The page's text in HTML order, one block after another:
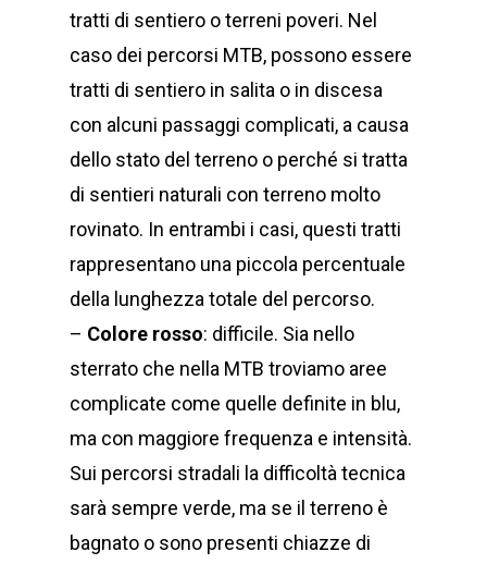
tratti di sentiero o terreni poveri. Nel
caso dei percorsi MTB, possono essere
tratti di sentiero in salita o in discesa
con alcuni passaggi complicati, a causa
dello stato del terreno o perché si tratta
di sentieri naturali con terreno molto
rovinato. In entrambi i casi, questi tratti
rappresentano una piccola percentuale
della lunghezza totale del percorso.
– Colore rosso: difficile. Sia nello
sterrato che nella MTB troviamo aree
complicate come quelle definite in blu,
ma con maggiore frequenza e intensità.
Sui percorsi stradali la difficoltà tecnica
sarà sempre verde, ma se il terreno è
bagnato o sono presenti chiazze di